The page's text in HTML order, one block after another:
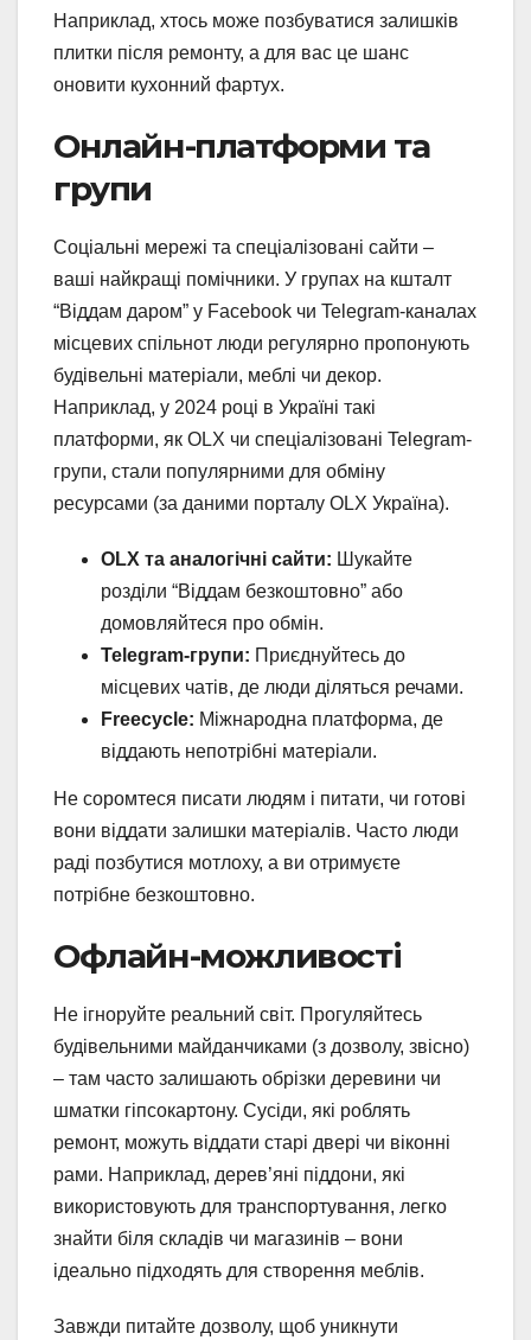
Наприклад, хтось може позбуватися залишків
плитки після ремонту, а для вас це шанс
оновити кухонний фартух.
Онлайн-платформи та
групи
Соціальні мережі та спеціалізовані сайти –
ваші найкращі помічники. У групах на кшталт
“Віддам даром” у Facebook чи Telegram-каналах
місцевих спільнот люди регулярно пропонують
будівельні матеріали, меблі чи декор.
Наприклад, у 2024 році в Україні такі
платформи, як OLX чи спеціалізовані Telegram-
групи, стали популярними для обміну
ресурсами (за даними порталу OLX Україна).
OLX та аналогічні сайти: Шукайте
розділи “Віддам безкоштовно” або
домовляйтеся про обмін.
Telegram-групи: Приєднуйтесь до
місцевих чатів, де люди діляться речами.
Freecycle: Міжнародна платформа, де
віддають непотрібні матеріали.
Не соромтеся писати людям і питати, чи готові
вони віддати залишки матеріалів. Часто люди
раді позбутися мотлоху, а ви отримуєте
потрібне безкоштовно.
Офлайн-можливості
Не ігноруйте реальний світ. Прогуляйтесь
будівельними майданчиками (з дозволу, звісно)
– там часто залишають обрізки деревини чи
шматки гіпсокартону. Сусіди, які роблять
ремонт, можуть віддати старі двері чи віконні
рами. Наприклад, дерев’яні піддони, які
використовують для транспортування, легко
знайти біля складів чи магазинів – вони
ідеально підходять для створення меблів.
Завжди питайте дозволу, щоб уникнути